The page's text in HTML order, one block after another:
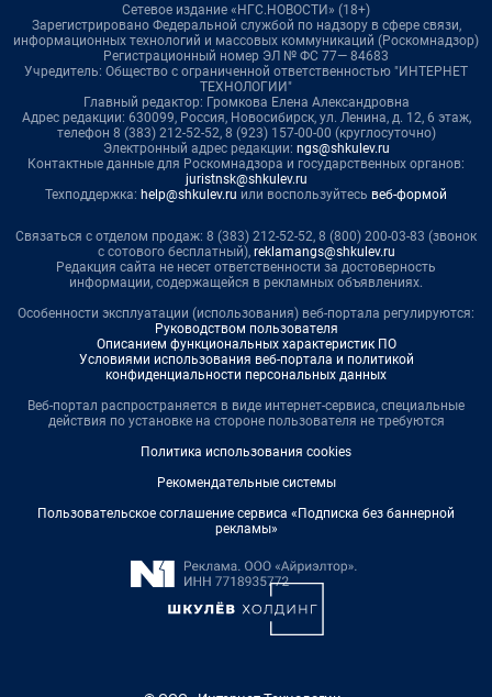
Сетевое издание «НГС.НОВОСТИ» (18+)
Зарегистрировано Федеральной службой по надзору в сфере связи,
информационных технологий и массовых коммуникаций (Роскомнадзор)
Регистрационный номер ЭЛ № ФС 77— 84683
Учредитель: Общество с ограниченной ответственностью "ИНТЕРНЕТ
ТЕХНОЛОГИИ"
Главный редактор: Громкова Елена Александровна
Адрес редакции: 630099, Россия, Новосибирск, ул. Ленина, д. 12, 6 этаж,
телефон 8 (383) 212-52-52, 8 (923) 157-00-00 (круглосуточно)
Электронный адрес редакции: ngs@shkulev.ru
Контактные данные для Роскомнадзора и государственных органов:
juristnsk@shkulev.ru
Техподдержка: help@shkulev.ru или воспользуйтесь веб-формой
Связаться с отделом продаж: 8 (383) 212-52-52, 8 (800) 200-03-83 (звонок
с сотового бесплатный), reklamangs@shkulev.ru
Редакция сайта не несет ответственности за достоверность
информации, содержащейся в рекламных объявлениях.
Особенности эксплуатации (использования) веб-портала регулируются:
Руководством пользователя
Описанием функциональных характеристик ПО
Условиями использования веб-портала и политикой
конфиденциальности персональных данных
Веб-портал распространяется в виде интернет-сервиса, специальные
действия по установке на стороне пользователя не требуются
Политика использования cookies
Рекомендательные системы
Пользовательское соглашение сервиса «Подписка без баннерной
рекламы»